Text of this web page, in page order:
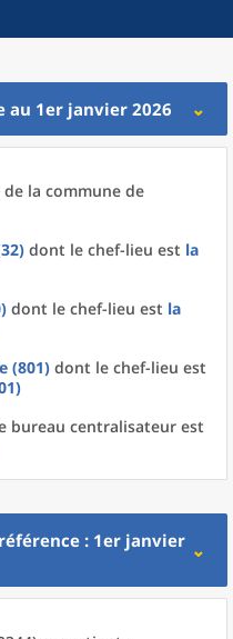
au 1er janvier 2026
de la commune de
dont le chef-lieu est la
dont le chef-lieu est la
(801) dont le chef-lieu est
bureau centralisateur est
: 1er janvier